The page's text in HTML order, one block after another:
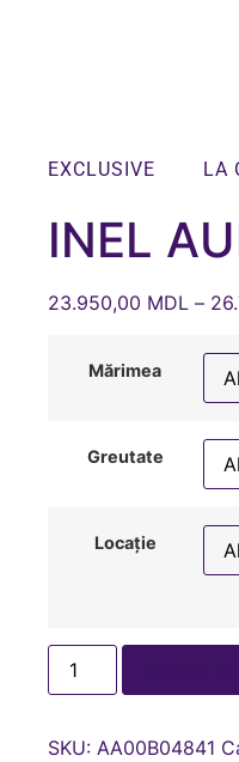
EXCLUSIVE LA
INEL
23.950,00 MDL –
Mărimea
Greutate
Locație
SKU: AA00В04841